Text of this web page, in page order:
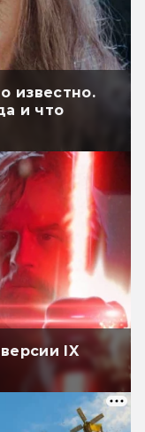
известно.
и что
IX